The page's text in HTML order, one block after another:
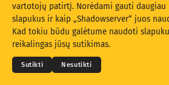
© 2026THE
Privatumo politika ir
Susisiekite su mumis
vartotojų patirtį. Norėdami gauti
slapukus ir kaip „Shadowserver“ juos
Kad tokiu būdu galėtume naudoti
reikalingas jūsų sutikimas.
Sutikti Nesutikti